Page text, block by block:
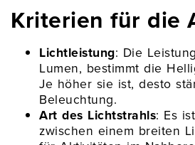
Kriterien für die
Lichtleistung: Die
Lumen, bestimmt die
Je höher sie ist, desto
Beleuchtung.
Art des Lichtstrahls: Es
zwischen einem breiten